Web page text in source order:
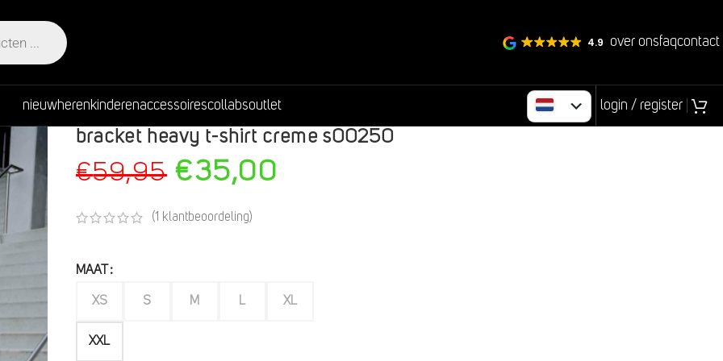
4.9 over onsfaqcontact
nieuwherenkinderenaccessoirescollabsoutlet login / register
bracket heavy t-shirt creme s00250
€59,95 €35,00
(1 klantbeoordeling)
MAAT
XS S M L XL
XXL